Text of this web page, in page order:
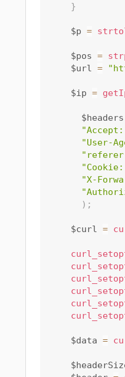
}
	$p
=
	$pos
=
	$url
=
	$ip
=
"User-
"X-
) ;
    $curl
=
    $data
=